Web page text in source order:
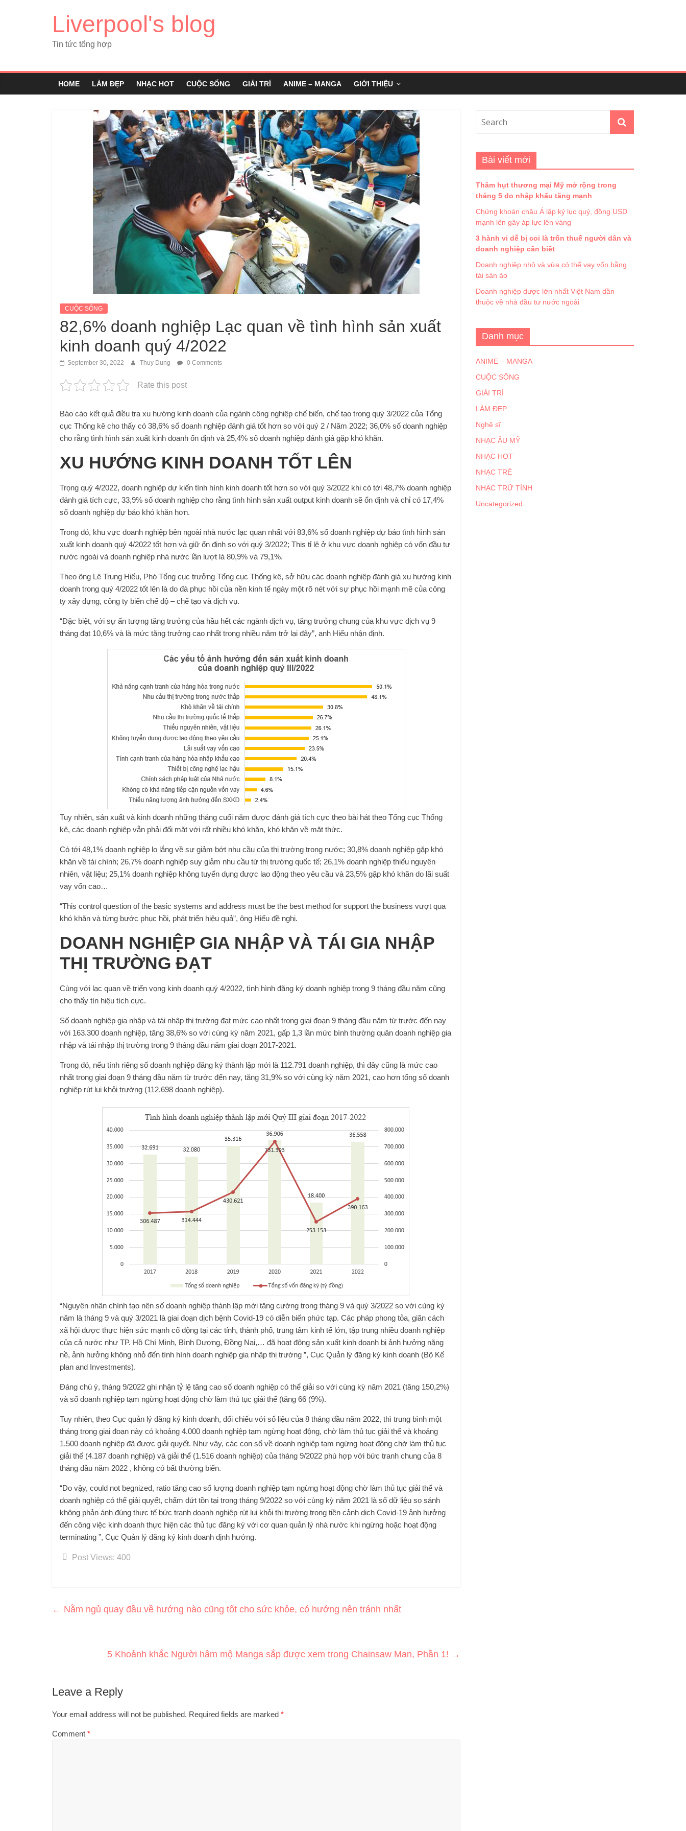
Liverpool's blog
Tin tức tổng hợp
HOME LÀM ĐẸP NHẠC HOT CUỘC SỐNG GIẢI TRÍ ANIME – MANGA GIỚI THIỆU
CUỘC SỐNG
82,6% doanh nghiệp Lạc quan về tình hình sản xuất
kinh doanh quý 4/2022
September 30, 2022 Thuy Dung 0 Comments
Rate this post
Báo cáo kết quả điều tra xu hướng kinh doanh của ngành công nghiệp chế biến, chế tạo trong quý 3/2022 của Tổng
cục Thống kê cho thấy có 38,6% số doanh nghiệp đánh giá tốt hơn so với quý 2 / Năm 2022; 36,0% số doanh nghiệp
cho rằng tình hình sản xuất kinh doanh ổn định và 25,4% số doanh nghiệp đánh giá gặp khó khăn.
XU HƯỚNG KINH DOANH TỐT LÊN
Trọng quý 4/2022, doanh nghiệp dự kiến ​​tình hình kinh doanh tốt hơn so với quý 3/2022 khi có tới 48,7% doanh nghiệp
đánh giá tích cực, 33,9% số doanh nghiệp cho rằng tình hình sản xuất output kinh doanh sẽ ổn định và chỉ có 17,4%
số doanh nghiệp dự báo khó khăn hơn.
Trong đó, khu vực doanh nghiệp bên ngoài nhà nước lạc quan nhất với 83,6% số doanh nghiệp dự báo tình hình sản
xuất kinh doanh quý 4/2022 tốt hơn và giữ ổn định so với quý 3/2022; This tỉ lệ ở khu vực doanh nghiệp có vốn đầu tư
nước ngoài và doanh nghiệp nhà nước lần lượt là 80,9% và 79,1%.
Theo ông Lê Trung Hiếu, Phó Tổng cục trưởng Tổng cục Thống kê, sở hữu các doanh nghiệp đánh giá xu hướng kinh
doanh trong quý 4/2022 tốt lên là do đà phục hồi của nền kinh tế ngày một rõ nét với sự phục hồi mạnh mẽ của công
ty xây dựng, công ty biến chế độ – chế tạo và dịch vụ.
“Đặc biệt, với sự ấn tượng tăng trưởng của hầu hết các ngành dịch vụ, tăng trưởng chung của khu vực dịch vụ 9
tháng đạt 10,6% và là mức tăng trưởng cao nhất trong nhiều năm trở lại đây”, anh Hiếu nhận định.
Tuy nhiên, sản xuất và kinh doanh những tháng cuối năm được đánh giá tích cực theo bài hát theo Tổng cục Thống
kê, các doanh nghiệp vẫn phải đối mặt với rất nhiều khó khăn, khó khăn về mặt thức.
Có tới 48,1% doanh nghiệp lo lắng về sự giảm bớt nhu cầu của thị trường trong nước; 30,8% doanh nghiệp gặp khó
khăn về tài chính; 26,7% doanh nghiệp suy giảm nhu cầu từ thị trường quốc tế; 26,1% doanh nghiệp thiếu nguyên
nhiên, vật liệu; 25,1% doanh nghiệp không tuyển dụng được lao động theo yêu cầu và 23,5% gặp khó khăn do lãi suất
vay vốn cao…
“This control question of the basic systems and address must be the best method for support the business vượt qua
khó khăn và từng bước phục hồi, phát triển hiệu quả”, ông Hiếu đề nghị.
DOANH NGHIỆP GIA NHẬP VÀ TÁI GIA NHẬP
THỊ TRƯỜNG ĐẠT
Cùng với lạc quan về triển vọng kinh doanh quý 4/2022, tình hình đăng ký doanh nghiệp trong 9 tháng đầu năm cũng
cho thấy tín hiệu tích cực.
Số doanh nghiệp gia nhập và tái nhập thị trường đạt mức cao nhất trong giai đoạn 9 tháng đầu năm từ trước đến nay
với 163.300 doanh nghiệp, tăng 38,6% so với cùng kỳ năm 2021, gấp 1,3 lần mức bình thường quân doanh nghiệp gia
nhập và tái nhập thị trường trong 9 tháng đầu năm giai đoạn 2017-2021.
Trong đó, nếu tính riêng số doanh nghiệp đăng ký thành lập mới là 112.791 doanh nghiệp, thì đây cũng là mức cao
nhất trong giai đoạn 9 tháng đầu năm từ trước đến nay, tăng 31,9% so với cùng kỳ năm 2021, cao hơn tổng số doanh
nghiệp rút lui khỏi trường (112.698 doanh nghiệp).
“Nguyên nhân chính tạo nên số doanh nghiệp thành lập mới tăng cường trong tháng 9 và quý 3/2022 so với cùng kỳ
năm là tháng 9 và quý 3/2021 là giai đoạn dịch bệnh Covid-19 có diễn biến phức tạp. Các pháp phong tỏa, giãn cách
xã hội được thực hiện sức mạnh cổ động tại các tỉnh, thành phố, trung tâm kinh tế lớn, tập trung nhiều doanh nghiệp
của cả nước như TP. Hồ Chí Minh, Bình Dương, Đồng Nai,… đã hoạt động sản xuất kinh doanh bị ảnh hưởng nặng
nề, ảnh hưởng không nhỏ đến tình hình doanh nghiệp gia nhập thị trường ”, Cục Quản lý đăng ký kinh doanh (Bộ Kế
plan and Investments).
Đáng chú ý, tháng 9/2022 ghi nhận tỷ lệ tăng cao số doanh nghiệp có thể giải so với cùng kỳ năm 2021 (tăng 150,2%)
và số doanh nghiệp tạm ngừng hoạt động chờ làm thủ tục giải thể (tăng 66 (9%).
Tuy nhiên, theo Cục quản lý đăng ký kinh doanh, đối chiếu với số liệu của 8 tháng đầu năm 2022, thì trung bình một
tháng trong giai đoạn này có khoảng 4.000 doanh nghiệp tạm ngừng hoạt động, chờ làm thủ tục giải thể và khoảng
1.500 doanh nghiệp đã được giải quyết. Như vậy, các con số về doanh nghiệp tạm ngừng hoạt động chờ làm thủ tục
giải thể (4.187 doanh nghiệp) và giải thể (1.516 doanh nghiệp) của tháng 9/2022 phù hợp với bức tranh chung của 8
tháng đầu năm 2022 , không có bất thường biến.
“Do vậy, could not begnized, ratio tăng cao số lượng doanh nghiệp tạm ngừng hoạt động chờ làm thủ tục giải thể và
doanh nghiệp có thể giải quyết, chấm dứt tồn tại trong tháng 9/2022 so với cùng kỳ năm 2021 là số dữ liệu so sánh
không phản ánh đúng thực tế bức tranh doanh nghiệp rút lui khỏi thị trường trong tiền cảnh dịch Covid-19 ảnh hưởng
đến công việc kinh doanh thực hiện các thủ tục đăng ký với cơ quan quản lý nhà nước khi ngừng hoặc hoạt động
terminating ”, Cục Quản lý đăng ký kinh doanh định hướng.
Post Views: 400
← Nằm ngủ quay đầu về hướng nào cũng tốt cho sức khỏe, có hướng nên tránh nhất
5 Khoảnh khắc Người hâm mộ Manga sắp được xem trong Chainsaw Man, Phần 1! →
Leave a Reply
Your email address will not be published. Required fields are marked *
Comment *
Bài viết mới
Thâm hụt thương mại Mỹ mở rộng trong
tháng 5 do nhập khẩu tăng mạnh
Chứng khoán châu Á lập kỷ lục quý, đồng USD
mạnh lên gây áp lực lên vàng
3 hành vi dễ bị coi là trốn thuế người dân và
doanh nghiệp cần biết
Doanh nghiệp nhỏ và vừa có thể vay vốn bằng
tài sản ảo
Doanh nghiệp dược lớn nhất Việt Nam dần
thuộc về nhà đầu tư nước ngoài
Danh mục
ANIME – MANGA
CUỘC SỐNG
GIẢI TRÍ
LÀM ĐẸP
Nghệ sĩ
NHẠC ÂU MỸ
NHẠC HOT
NHẠC TRẺ
NHẠC TRỮ TÌNH
Uncategorized